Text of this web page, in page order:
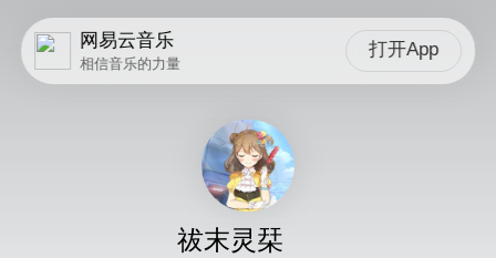
网易云音乐
相信音乐的力量
打开App
祓末灵栞